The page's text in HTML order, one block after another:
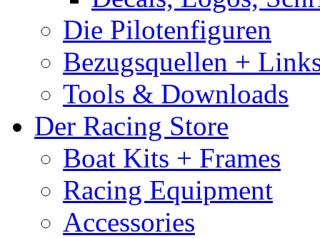
Die Pilotenfiguren
Bezugsquellen +
Tools & Downloads
Der Racing Store
Boat Kits + Frames
Racing Equipment
Accessories